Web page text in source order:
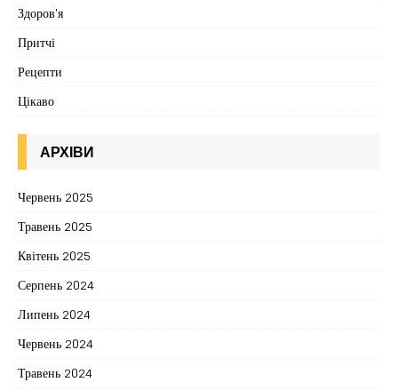
Здоров'я
Притчі
Рецепти
Цікаво
АРХІВИ
Червень 2025
Травень 2025
Квітень 2025
Серпень 2024
Липень 2024
Червень 2024
Травень 2024